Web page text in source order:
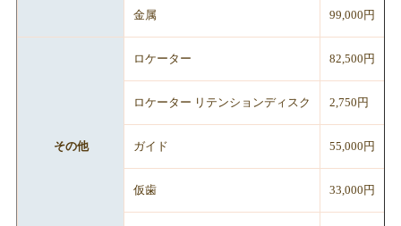
金属 99,000円
その他
ロケーター 82,500円
ロケーター リテンションディスク 2,750円
ガイド 55,000円
仮歯 33,000円